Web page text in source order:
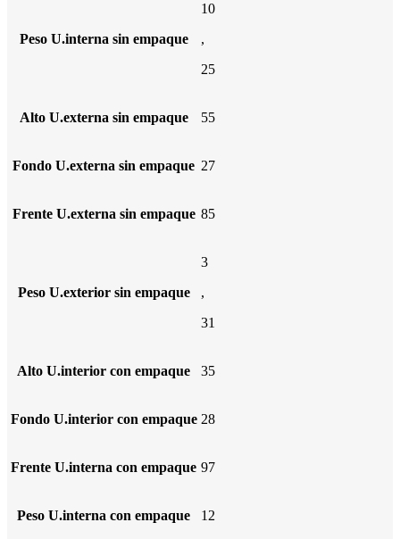
Peso U.interna sin empaque
10
,
25
Alto U.externa sin empaque 55
Fondo U.externa sin empaque 27
Frente U.externa sin empaque 85
Peso U.exterior sin empaque
3
,
31
Alto U.interior con empaque 35
Fondo U.interior con empaque 28
Frente U.interna con empaque 97
Peso U.interna con empaque 12